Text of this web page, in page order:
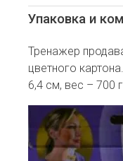
Упаковка и
Тренажер
цветного
6,4 см, вес – 700